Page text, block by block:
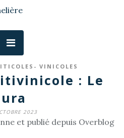
VINICOLES
: Le
2023
et publié depuis Overblog